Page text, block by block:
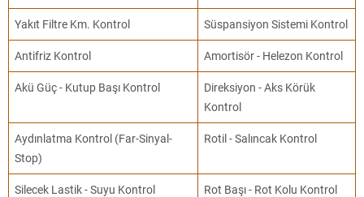
Yakıt Filtre Km. Kontrol Süspansiyon Sistemi Kontrol
Antifriz Kontrol Amortisör - Helezon Kontrol
Akü Güç - Kutup Başı Kontrol
Direksiyon - Aks Körük
Kontrol
Aydınlatma Kontrol (Far-Sinyal-
Stop)
Rotil - Salıncak Kontrol
Silecek Lastik - Suyu Kontrol Rot Başı - Rot Kolu Kontrol